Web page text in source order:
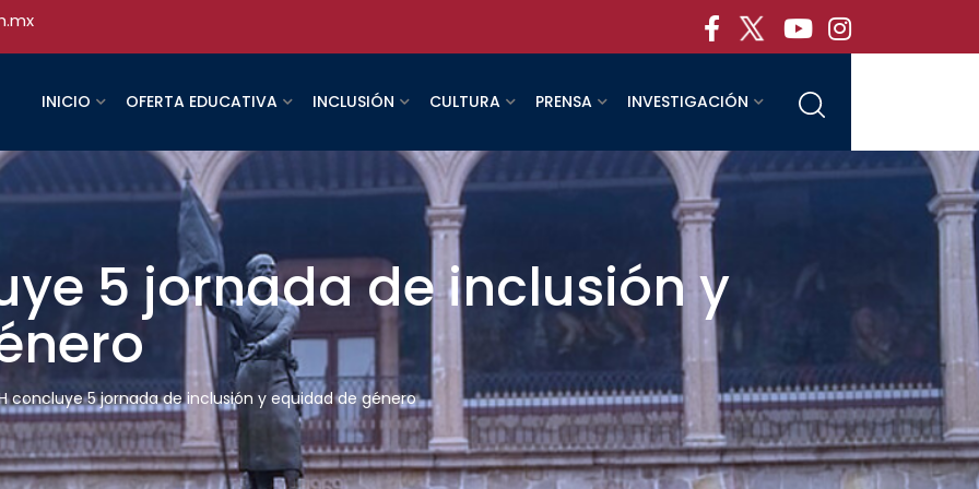
INICIO OFERTA EDUCATIVA INCLUSIÓN CULTURA PRENSA INVESTIGACIÓN
5 jornada de inclusión y
concluye 5 jornada de inclusión y equidad de género